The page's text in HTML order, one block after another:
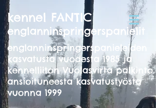
kennel FANTIC
englanninspringerspanielit
englanninspringerspanieleiden
kasvatusta vuodesta 1985 ja
kennelliiton Vuolasvirta palkinto
ansioituneesta kasvatustyösta
vuonna 1999